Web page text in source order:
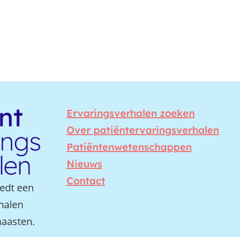
een
Ervaringsverhalen zoeken
Over patiëntervaringsverhalen
Patiëntenwetenschappen
Nieuws
Contact